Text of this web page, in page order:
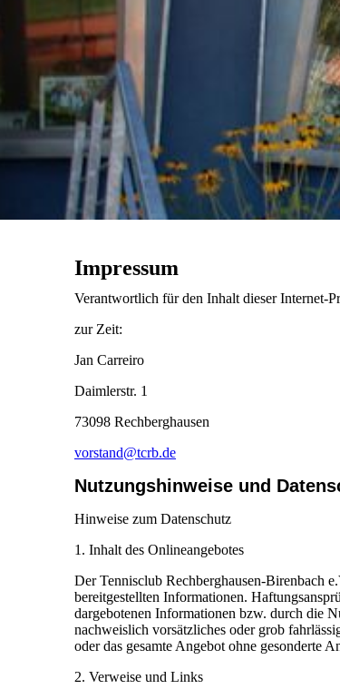
Impressum
Verantwortlich für den Inhalt dieser Internet-
zur Zeit:
Jan Carreiro
Daimlerstr. 1
73098 Rechberghausen
vorstand@tcrb.de
Nutzungshinweise und
Hinweise zum Datenschutz
1. Inhalt des Onlineangebotes
Der Tennisclub Rechberghausen-Birenbach
bereitgestellten Informationen.
dargebotenen Informationen bzw. durch die
nachweislich vorsätzliches oder grob
oder das gesamte Angebot ohne gesonderte
2. Verweise und Links